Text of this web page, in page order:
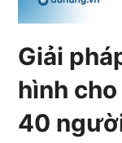
Giải
hình
40